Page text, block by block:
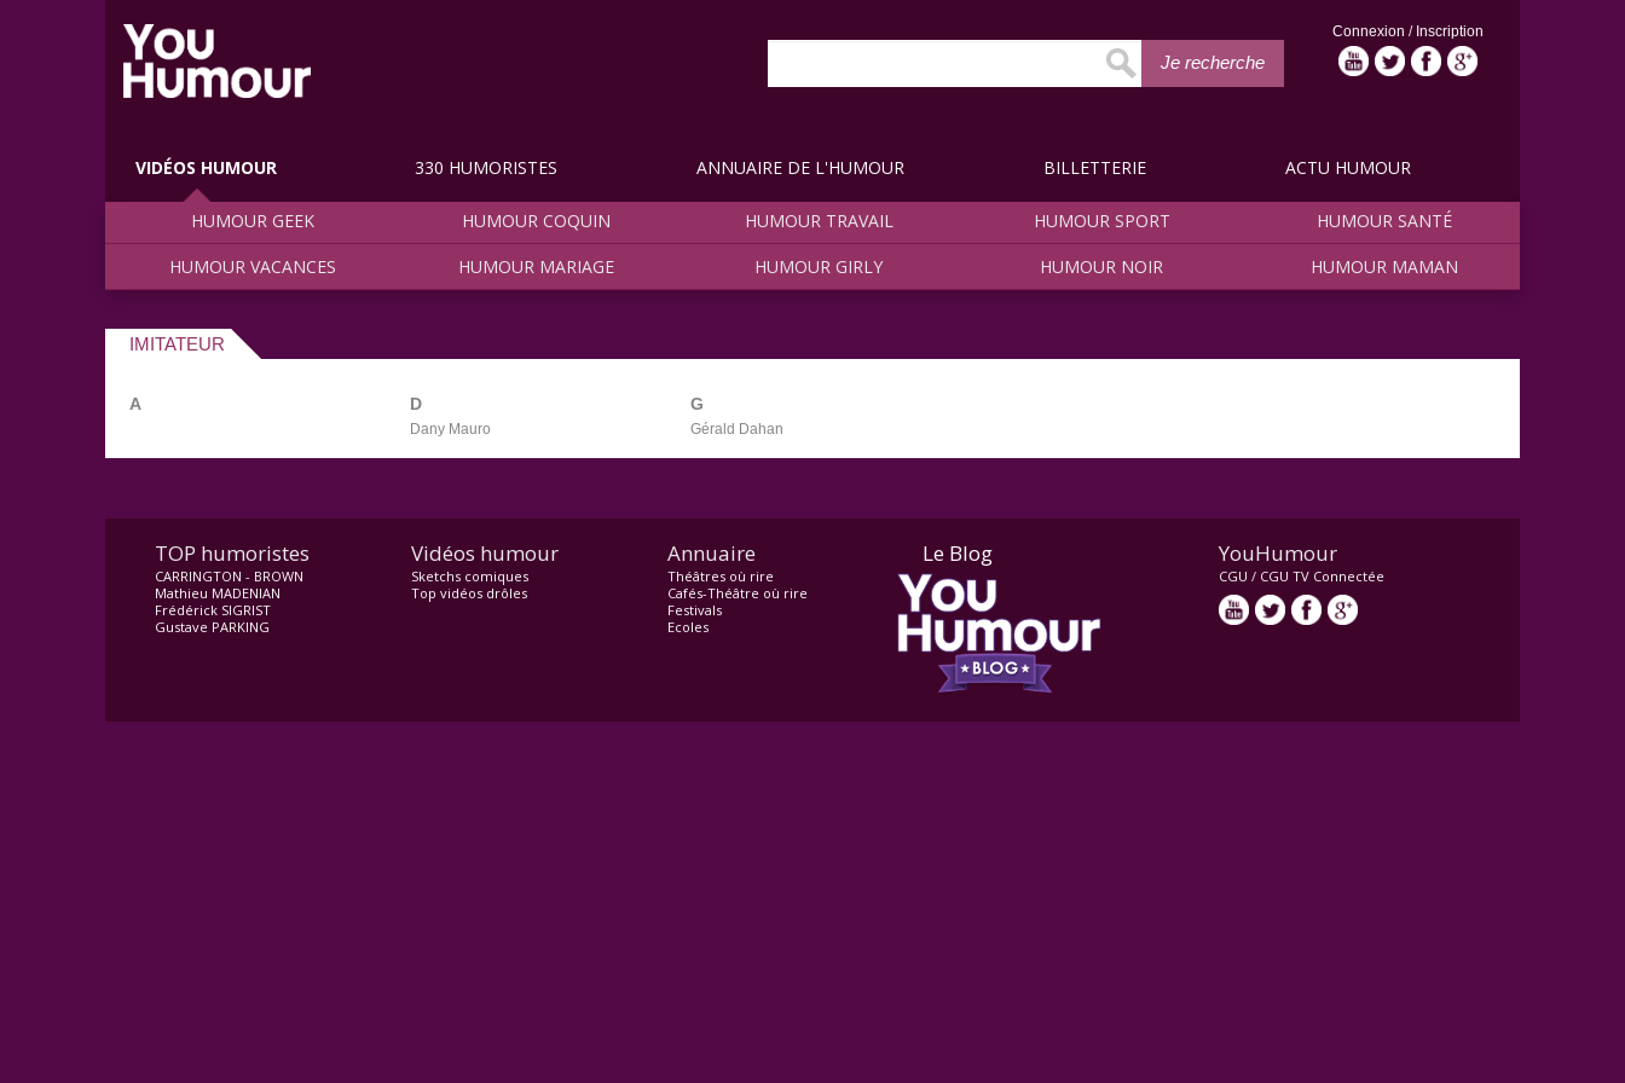
Connexion / Inscription
Je recherche
VIDÉOS HUMOUR
HUMOUR GEEK HUMOUR COQUIN HUMOUR TRAVAIL HUMOUR SPORT
HUMOUR SANTÉ
HUMOUR VACANCES
HUMOUR MARIAGE HUMOUR GIRLY HUMOUR NOIR HUMOUR MAMAN
330 HUMORISTES ANNUAIRE DE L'HUMOUR BILLETTERIE ACTU HUMOUR
IMITATEUR
A D
Dany Mauro
G
Gérald Dahan
TOP humoristes
CARRINGTON - BROWN
Mathieu MADENIAN
Frédérick SIGRIST
Gustave PARKING
Vidéos humour
Sketchs comiques
Top vidéos drôles
Annuaire
Théâtres où rire
Cafés-Théâtre où rire
Festivals
Ecoles
Le Blog YouHumour
CGU / CGU TV Connectée